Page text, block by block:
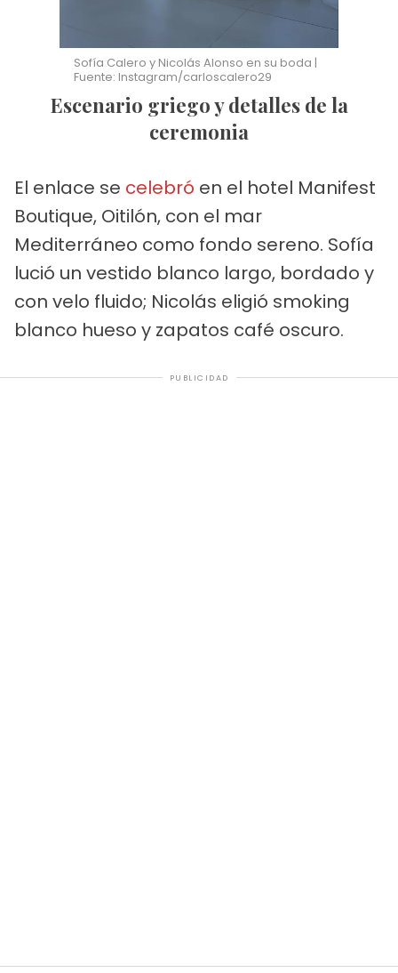
Sofía Calero y Nicolás Alonso en su boda |
Fuente: Instagram/carloscalero29
Escenario griego y detalles de la
ceremonia
El enlace se celebró en el hotel Manifest
Boutique, Oitilón, con el mar
Mediterráneo como fondo sereno. Sofía
lució un vestido blanco largo, bordado y
con velo fluido; Nicolás eligió smoking
blanco hueso y zapatos café oscuro.
PUBLICIDAD